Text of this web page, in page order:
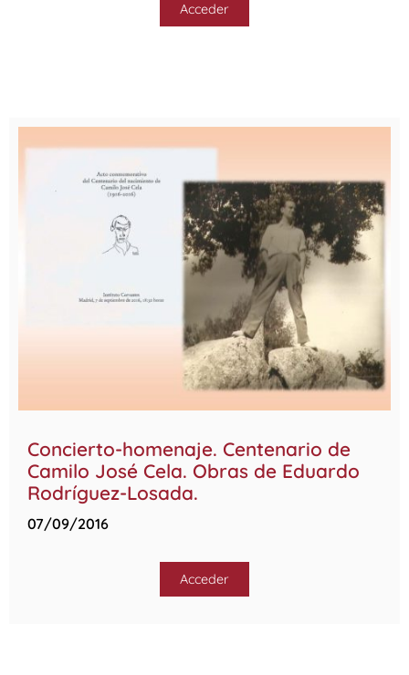
Acceder
Concierto-homenaje. Centenario de
Camilo José Cela. Obras de Eduardo
Rodríguez-Losada.
07/09/2016
Acceder